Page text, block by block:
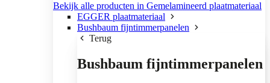
Bekijk alle producten in Gemelamineerd plaatmateriaal
EGGER plaatmateriaal
Bushbaum fijntimmerpanelen
Terug
Bushbaum fijntimmerpanelen